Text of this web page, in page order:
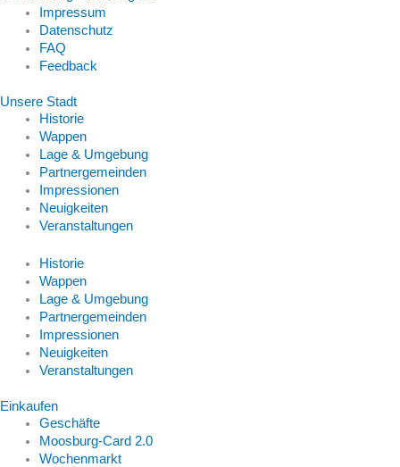
Impressum
Datenschutz
FAQ
Feedback
Unsere Stadt
Historie
Wappen
Lage & Umgebung
Partnergemeinden
Impressionen
Neuigkeiten
Veranstaltungen
Historie
Wappen
Lage & Umgebung
Partnergemeinden
Impressionen
Neuigkeiten
Veranstaltungen
Einkaufen
Geschäfte
Moosburg-Card 2.0
Wochenmarkt